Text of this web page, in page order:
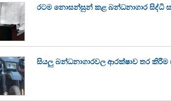
රටම නොසන්සුන් කළ බන්ධනාගාර සිද්ධි
සියලු බන්ධනාගාරවල ආරක්ෂාව තර කිරීම